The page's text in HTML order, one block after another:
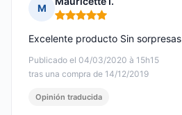
M
Nota: 5 de 5
Publicado el 04/03/2020 à 15h15
tras una compra de 14/12/2019
Excelente producto Sin sorpresas
Opinión traducida